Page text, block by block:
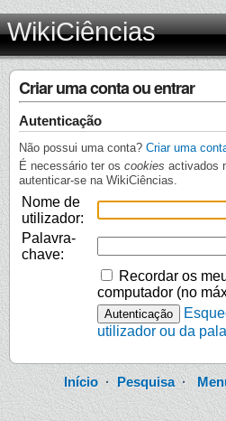
WikiCiências
Criar uma conta ou entrar
Autenticação
Não possui uma conta? Criar uma
É necessário ter os cookies activados
autenticar-se na WikiCiências.
Nome de
utilizador:
Palavra-
chave:
Recordar os
computador (no
utilizador ou da
Início· Pesquisa·